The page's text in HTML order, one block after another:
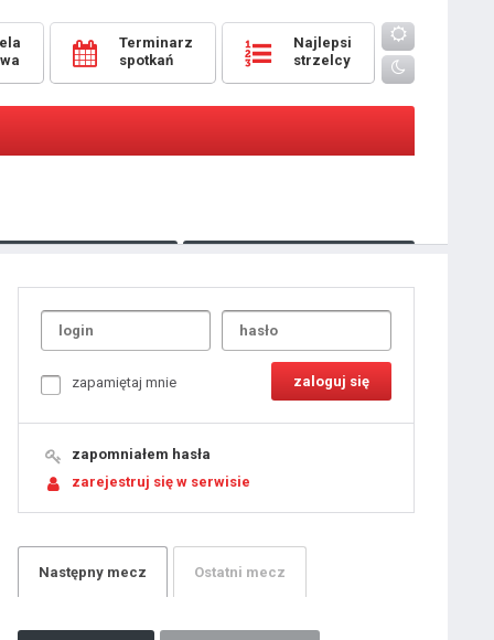
Terminarz
spotkań
Najlepsi
strzelcy
zapamiętaj mnie
zapomniałem hasła
zarejestruj się w serwisie
Następny mecz Ostatni mecz